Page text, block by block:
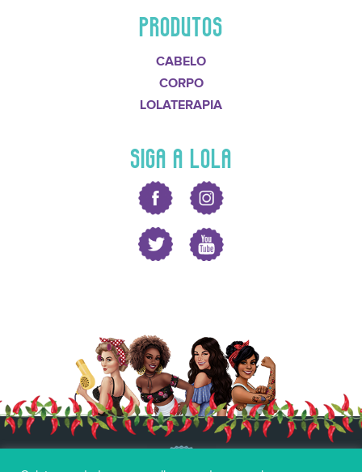
PRODUTOS
CABELO
CORPO
LOLATERAPIA
SIGA A LOLA